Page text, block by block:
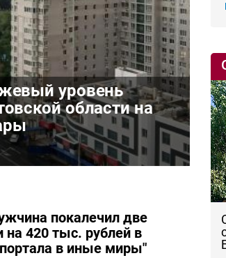
уровень
области на
покалечил две
на 420 тыс. рублей в
в иные миры"